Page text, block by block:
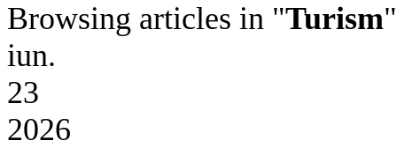
Browsing articles in "Turism"
iun.
23
2026